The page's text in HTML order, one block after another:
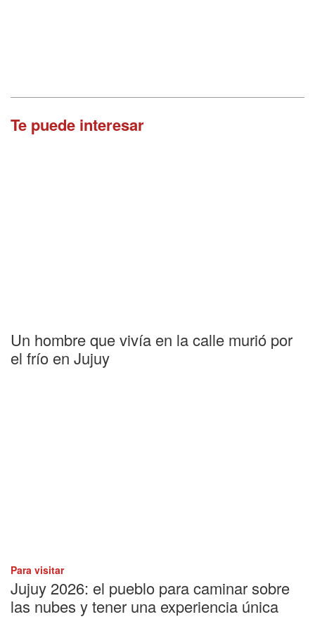
Te puede interesar
Un hombre que vivía en la calle murió por
el frío en Jujuy
Para visitar
Jujuy 2026: el pueblo para caminar sobre
las nubes y tener una experiencia única